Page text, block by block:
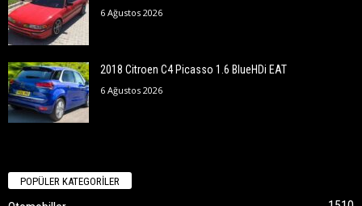
6 Ağustos 2026
2018 Citroen C4 Picasso 1.6 BlueHDi EAT
6 Ağustos 2026
POPÜLER KATEGORİLER